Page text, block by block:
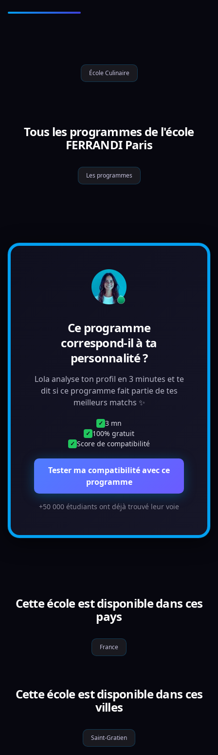
École Culinaire
Tous les programmes de l'école
FERRANDI Paris
Les programmes
Ce programme
correspond-il à ta
personnalité ?
Lola analyse ton profil en 3 minutes et te
dit si ce programme fait partie de tes
meilleurs matchs ✨
✓ 3 mn
✓ 100% gratuit
✓ Score de compatibilité
Tester ma compatibilité avec ce
programme
+50 000 étudiants ont déjà trouvé leur voie
Cette école est disponible dans ces
pays
France
Cette école est disponible dans ces
villes
Saint-Gratien